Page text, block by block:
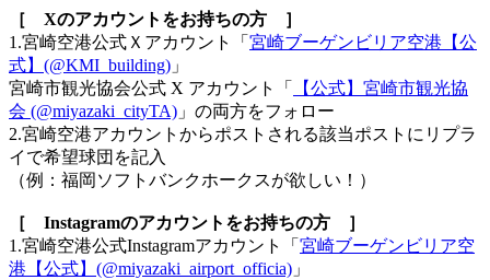
［ Xのアカウントをお持ちの方 ］
1.宮崎空港公式Ｘアカウント「 宮崎ブーゲンビリア空港【公
式】(@KMI_building) 」
宮崎市観光協会公式 X アカウント「
【公式】宮崎市観光協
会 (@miyazaki_cityTA) 」の両方をフォロー
2.宮崎空港アカウントからポストされる該当ポストにリプラ
イで希望球団を記入
（例：福岡ソフトバンクホークスが欲しい！）
［ Instagramのアカウントをお持ちの方 ］
1.宮崎空港公式Instagramアカウント「 宮崎ブーゲンビリア空
港【公式】(@miyazaki_airport_officia) 」